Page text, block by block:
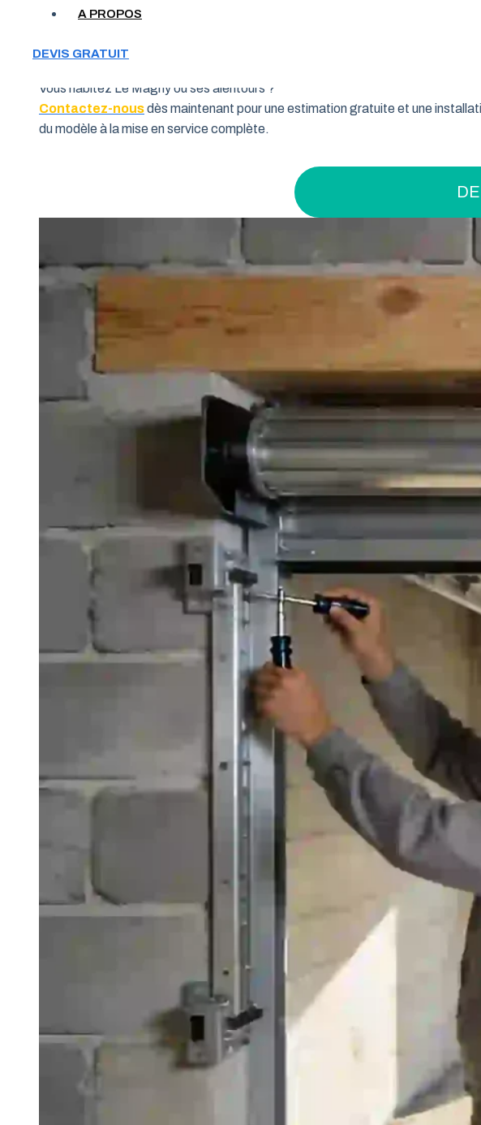
A PROPOS
DEVIS GRATUIT
Votre garage manque de place et vous cherchez une solution pratique pour
pourquoi de nombreux habitants de la région Centre-Val de Loire font
Vous habitez Le Magny ou ses alentours ?
Contactez-nousdès maintenant pour une estimation gratuite et une
du modèle à la mise en service complète.